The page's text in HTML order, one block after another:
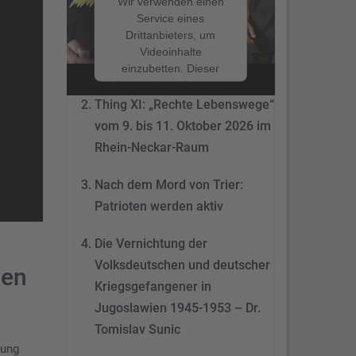
Service eines
Drittanbieters, um
Videoinhalte
einzubetten. Dieser
Service kann Daten zu
Ihren Aktivitäten
sammeln. Bitte lesen
Sie die Details durch
und stimmen Sie der
zu, um dieses Video
anzusehen.
Mehr
Informationen
Akzeptieren
powered by
Usercentrics Consent
Nach dem Mord von Trier:
Patrioten werden aktiv
Thing XI: „Rechte Lebenswege“
vom 9. bis 11. Oktober 2026 im
Rhein-Neckar-Raum
Nach dem Mord von Trier:
Patrioten werden aktiv
Die Vernichtung der
Volksdeutschen und deutscher
Kriegsgefangener in
Jugoslawien 1945-1953 – Dr.
Tomislav Sunic